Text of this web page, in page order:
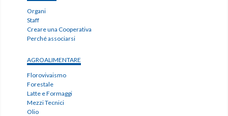
Organi
Staff
Creare una Cooperativa
Perché associarsi
AGROALIMENTARE
Florovivaismo
Forestale
Latte e Formaggi
Mezzi Tecnici
Olio